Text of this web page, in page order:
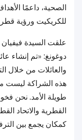
الصحية، داعمًا
للكريكيت ورؤية قطر
علقت السيدة
دوغونغ: «تم إنشاء
والعائلات من خلال
هذه الشراكة ليست
طويلة الأمد. نحن
القطرية والاتحاد
كمكان يجمع بين